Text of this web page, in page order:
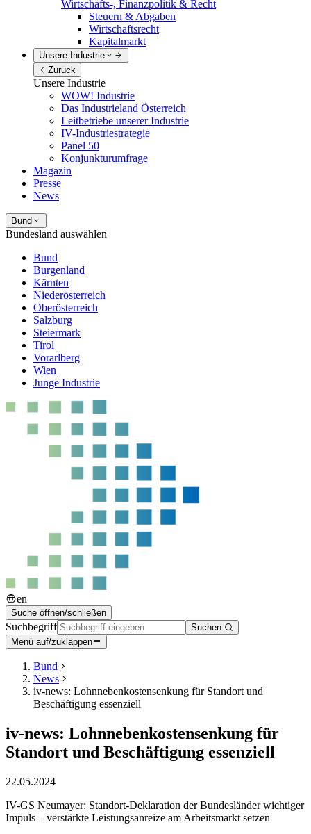
Wirtschafts-, Finanzpolitik & Recht
Steuern & Abgaben
Wirtschaftsrecht
Kapitalmarkt
Unsere Industrie
Zurück
Unsere Industrie
WOW! Industrie
Das Industrieland Österreich
Leitbetriebe unserer Industrie
IV-Industriestrategie
Panel 50
Konjunkturumfrage
Magazin
Presse
News
Bund
Bundesland auswählen
Bund
Burgenland
Kärnten
Niederösterreich
Oberösterreich
Salzburg
Steiermark
Tirol
Vorarlberg
Wien
Junge Industrie
en
Suche öffnen/schließen
Suchbegriff
Suchen
Menü auf/zuklappen
Bund
News
iv-news: Lohnnebenkostensenkung für Standort und
Beschäftigung essenziell
iv-news: Lohnnebenkostensenkung für
Standort und Beschäftigung essenziell
22.05.2024
IV-GS Neumayer: Standort-Deklaration der Bundesländer wichtiger
Impuls – verstärkte Leistungsanreize am Arbeitsmarkt setzen